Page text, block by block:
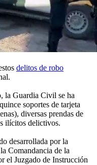
delitos de robo
la Guardia Civil se ha
soportes de tarjeta
diversas prendas de
ilícitos delictivos.
desarrollada por la
Comandancia de la
el Juzgado de Instrucción